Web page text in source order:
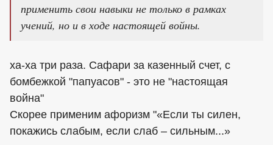
применить свои навыки не только в рамках
учений, но и в ходе настоящей войны.
ха-ха три раза. Сафари за казенный счет, с
бомбежкой "папуасов" - это не "настоящая
война"
Скорее применим афоризм "«Если ты силен,
покажись слабым, если слаб – сильным...»